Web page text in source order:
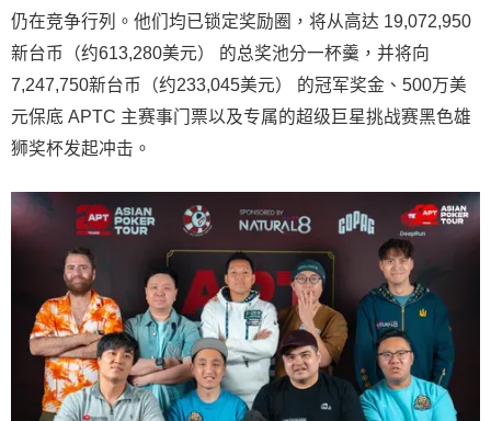
仍在竞争行列。他们均已锁定奖励圈，将从高达 19,072,950
新台币（约613,280美元） 的总奖池分一杯羹，并将向
7,247,750新台币（约233,045美元） 的冠军奖金、500万美
元保底 APTC 主赛事门票以及专属的超级巨星挑战赛黑色雄
狮奖杯发起冲击。